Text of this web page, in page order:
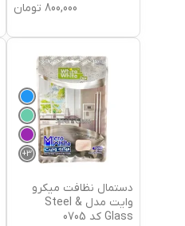
800,000 تومان
3
+
دستمال نظافت میکرو
وایت مدل Steel &
Glass کد 0705